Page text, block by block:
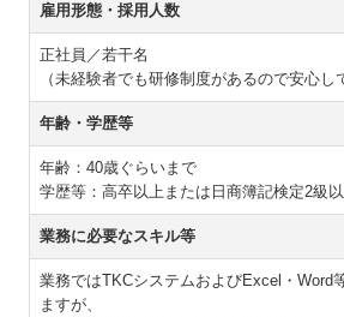
ﾌﾟﾗｲﾊﾞｼｰﾎﾟﾘｼｰ
お問合せﾒｰﾙ
雇用形態・採用人数
正社員／若干名
（未経験者でも研修制度があるので安心し
年齢・学歴等
年齢：40歳ぐらいまで
学歴等：高卒以上または日商簿記検定2級
業務に必要なスキル等
業務ではTKCシステムおよびExcel・Word
ますが、